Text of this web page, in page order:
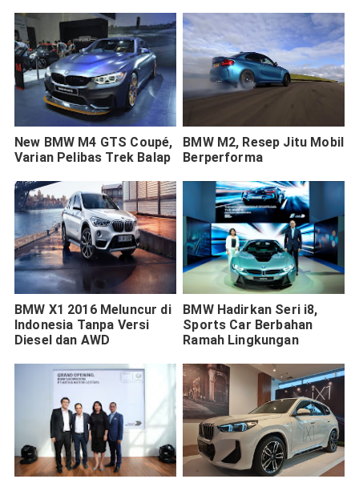
New BMW M4 GTS Coupé,
Varian Pelibas Trek Balap
BMW M2, Resep Jitu Mobil
Berperforma
BMW X1 2016 Meluncur di
Indonesia Tanpa Versi
Diesel dan AWD
BMW Hadirkan Seri i8,
Sports Car Berbahan
Ramah Lingkungan